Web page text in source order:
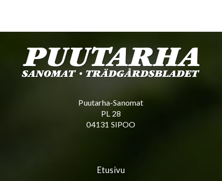
Puutarha-Sanomat
PL 28
04131 SIPOO
Etusivu